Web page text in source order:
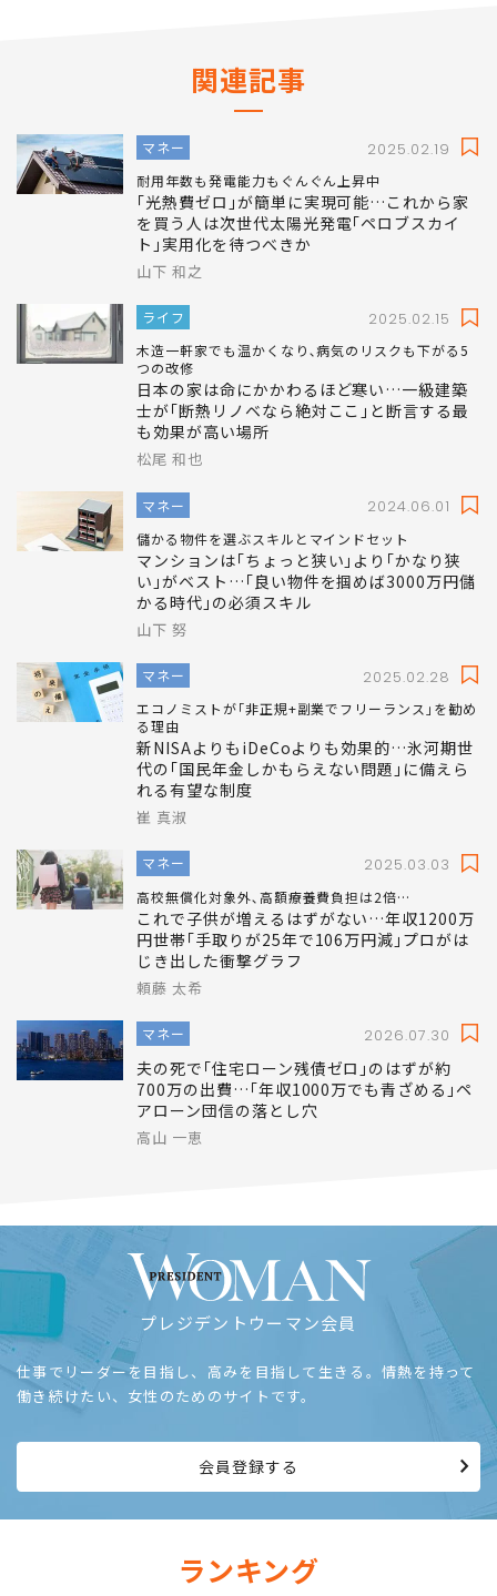
関連記事
マネー 2025.02.19
耐用年数も発電能力もぐんぐん上昇中
｢光熱費ゼロ｣が簡単に実現可能…これから家
を買う人は次世代太陽光発電｢ペロブスカイ
ト｣実用化を待つべきか
山下 和之
ライフ 2025.02.15
木造一軒家でも温かくなり､病気のリスクも下がる5
つの改修
日本の家は命にかかわるほど寒い…一級建築
士が｢断熱リノベなら絶対ここ｣と断言する最
も効果が高い場所
松尾 和也
マネー 2024.06.01
儲かる物件を選ぶスキルとマインドセット
マンションは｢ちょっと狭い｣より｢かなり狭
い｣がベスト…｢良い物件を掴めば3000万円儲
かる時代｣の必須スキル
山下 努
マネー 2025.02.28
エコノミストが｢非正規+副業でフリーランス｣を勧め
る理由
新NISAよりもiDeCoよりも効果的…氷河期世
代の｢国民年金しかもらえない問題｣に備えら
れる有望な制度
崔 真淑
マネー 2025.03.03
高校無償化対象外､高額療養費負担は2倍…
これで子供が増えるはずがない…年収1200万
円世帯｢手取りが25年で106万円減｣プロがは
じき出した衝撃グラフ
頼藤 太希
マネー 2026.07.30
夫の死で｢住宅ローン残債ゼロ｣のはずが約
700万の出費…｢年収1000万でも青ざめる｣ペ
アローン団信の落とし穴
高山 一恵
プレジデントウーマン会員
仕事でリーダーを目指し、高みを目指して生きる。情熱を持って
働き続けたい、女性のためのサイトです。
会員登録する
ランキング